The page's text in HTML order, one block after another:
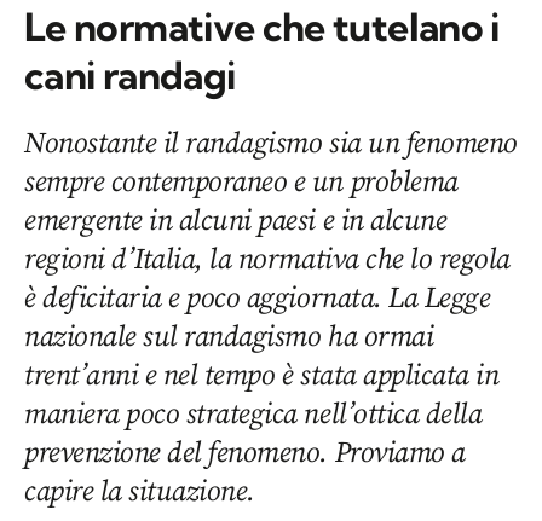
Le normative che tutelano i
cani randagi
Nonostante il randagismo sia un fenomeno
sempre contemporaneo e un problema
emergente in alcuni paesi e in alcune
regioni d’Italia, la normativa che lo regola
è deficitaria e poco aggiornata. La Legge
nazionale sul randagismo ha ormai
trent’anni e nel tempo è stata applicata in
maniera poco strategica nell’ottica della
prevenzione del fenomeno. Proviamo a
capire la situazione.